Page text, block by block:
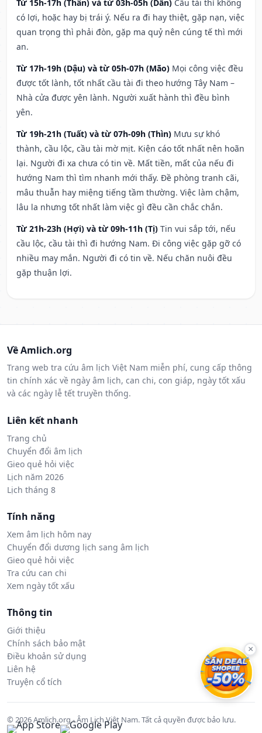
Từ 15h-17h (Thân) và từ 03h-05h (Dần) Cầu tài thì không
có lợi, hoặc hay bị trái ý. Nếu ra đi hay thiệt, gặp nạn, việc
quan trọng thì phải đòn, gặp ma quỷ nên cúng tế thì mới
an.
Từ 17h-19h (Dậu) và từ 05h-07h (Mão) Mọi công việc đều
được tốt lành, tốt nhất cầu tài đi theo hướng Tây Nam –
Nhà cửa được yên lành. Người xuất hành thì đều bình
yên.
Từ 19h-21h (Tuất) và từ 07h-09h (Thìn) Mưu sự khó
thành, cầu lộc, cầu tài mờ mịt. Kiện cáo tốt nhất nên hoãn
lại. Người đi xa chưa có tin về. Mất tiền, mất của nếu đi
hướng Nam thì tìm nhanh mới thấy. Đề phòng tranh cãi,
mâu thuẫn hay miệng tiếng tầm thường. Việc làm chậm,
lâu la nhưng tốt nhất làm việc gì đều cần chắc chắn.
Từ 21h-23h (Hợi) và từ 09h-11h (Tị) Tin vui sắp tới, nếu
cầu lộc, cầu tài thì đi hướng Nam. Đi công việc gặp gỡ có
nhiều may mắn. Người đi có tin về. Nếu chăn nuôi đều
gặp thuận lợi.
Về Amlich.org
Trang web tra cứu âm lịch Việt Nam miễn phí, cung cấp thông
tin chính xác về ngày âm lịch, can chi, con giáp, ngày tốt xấu
và các ngày lễ tết truyền thống.
Liên kết nhanh
Trang chủ
Chuyển đổi âm lịch
Gieo quẻ hỏi việc
Lịch năm 2026
Lịch tháng 8
Tính năng
Xem âm lịch hôm nay
Chuyển đổi dương lịch sang âm lịch
Gieo quẻ hỏi việc
Tra cứu can chi
Xem ngày tốt xấu
Thông tin
Giới thiệu
Chính sách bảo mật
Điều khoản sử dụng
Liên hệ
Truyện cổ tích
© 2026 Amlich.org - Âm Lịch Việt Nam. Tất cả quyền được bảo lưu.
×